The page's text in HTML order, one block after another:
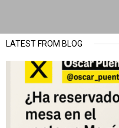
LATEST FROM BLOG